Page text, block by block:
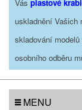
Vás plastové
uskladnění Vašich
skladování
osobního odběru
MENU